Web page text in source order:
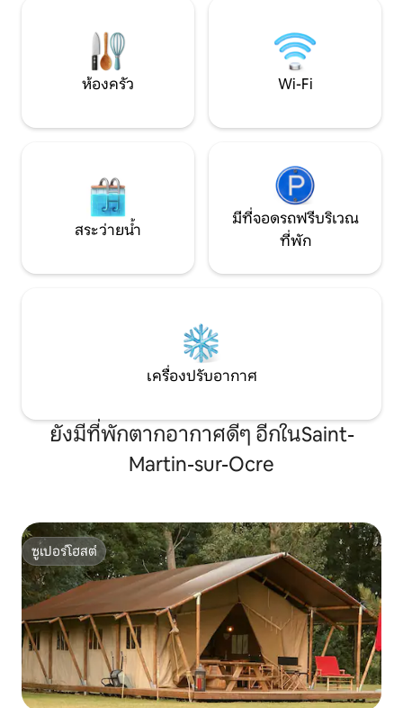
ห้องครัว Wi-Fi
สระว่ายน้ำ
มีที่จอดรถฟรีบริเวณ
ที่พัก
เครื่องปรับอากาศ
ยังมีที่พักตากอากาศดีๆ อีกในSaint-
Martin-sur-Ocre
ซูเปอร์โฮสต์
ซูเปอร์โฮสต์